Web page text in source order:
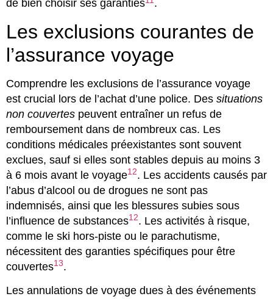
de bien choisir ses garanties
.
Les exclusions courantes de
l’assurance voyage
Comprendre les exclusions de l’assurance voyage
est crucial lors de l’achat d’une police. Des situations
non couvertes peuvent entraîner un refus de
remboursement dans de nombreux cas. Les
conditions médicales préexistantes sont souvent
exclues, sauf si elles sont stables depuis au moins 3
à 6 mois avant le voyage12. Les accidents causés par
l’abus d’alcool ou de drogues ne sont pas
indemnisés, ainsi que les blessures subies sous
l’influence de substances12. Les activités à risque,
comme le ski hors-piste ou le parachutisme,
nécessitent des garanties spécifiques pour être
couvertes13.
Les annulations de voyage dues à des événements